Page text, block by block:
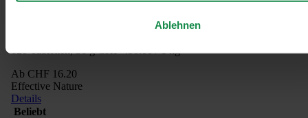
Ablehnen
120 Tabletten, 36 gCHF 450.00 / 1 kg
Ab CHF 16.20
Effective Nature
Details
Beliebt